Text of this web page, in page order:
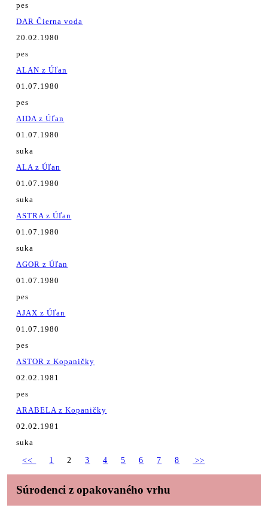
pes
DAR Čierna voda
20.02.1980
pes
ALAN z Úľan
01.07.1980
pes
AIDA z Úľan
01.07.1980
suka
ALA z Úľan
01.07.1980
suka
ASTRA z Úľan
01.07.1980
suka
AGOR z Úľan
01.07.1980
pes
AJAX z Úľan
01.07.1980
pes
ASTOR z Kopaničky
02.02.1981
pes
ARABELA z Kopaničky
02.02.1981
suka
<<
1 2 3 4 5 6 7 8 >>
Súrodenci z opakovaného vrhu